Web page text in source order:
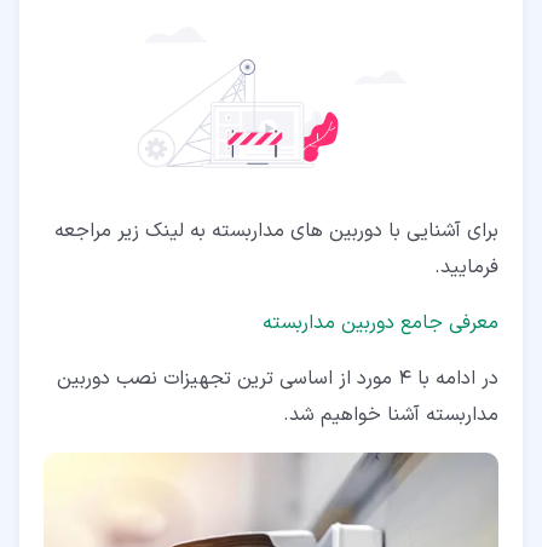
برای آشنایی با دوربین های مداربسته به لینک زیر مراجعه
فرمایید.
معرفی جامع دوربین مداربسته
در ادامه با 4 مورد از اساسی ترین تجهیزات نصب دوربین
مداربسته آشنا خواهیم شد.